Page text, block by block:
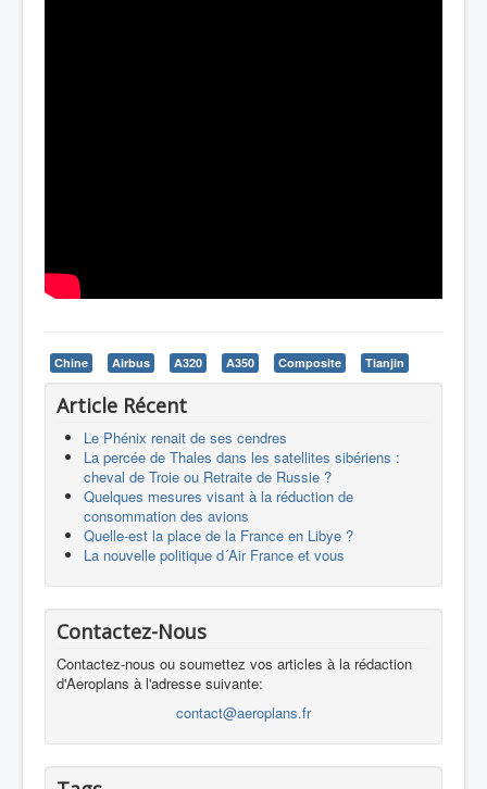
Chine Airbus A320 A350 Composite Tianjin
Article Récent
Le Phénix renait de ses cendres
La percée de Thales dans les satellites sibériens :
cheval de Troie ou Retraite de Russie ?
Quelques mesures visant à la réduction de
consommation des avions
Quelle-est la place de la France en Libye ?
La nouvelle politique d´Air France et vous
Contactez-Nous
Contactez-nous ou soumettez vos articles à la rédaction
d'Aeroplans à l'adresse suivante:
contact@aeroplans.fr